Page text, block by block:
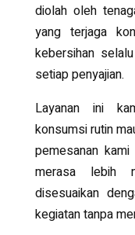
diolah oleh
yang terjaga
kebersihan
setiap penyajian.
Layanan ini
konsumsi rutin
pemesanan
merasa lebih
disesuaikan
kegiatan tanpa